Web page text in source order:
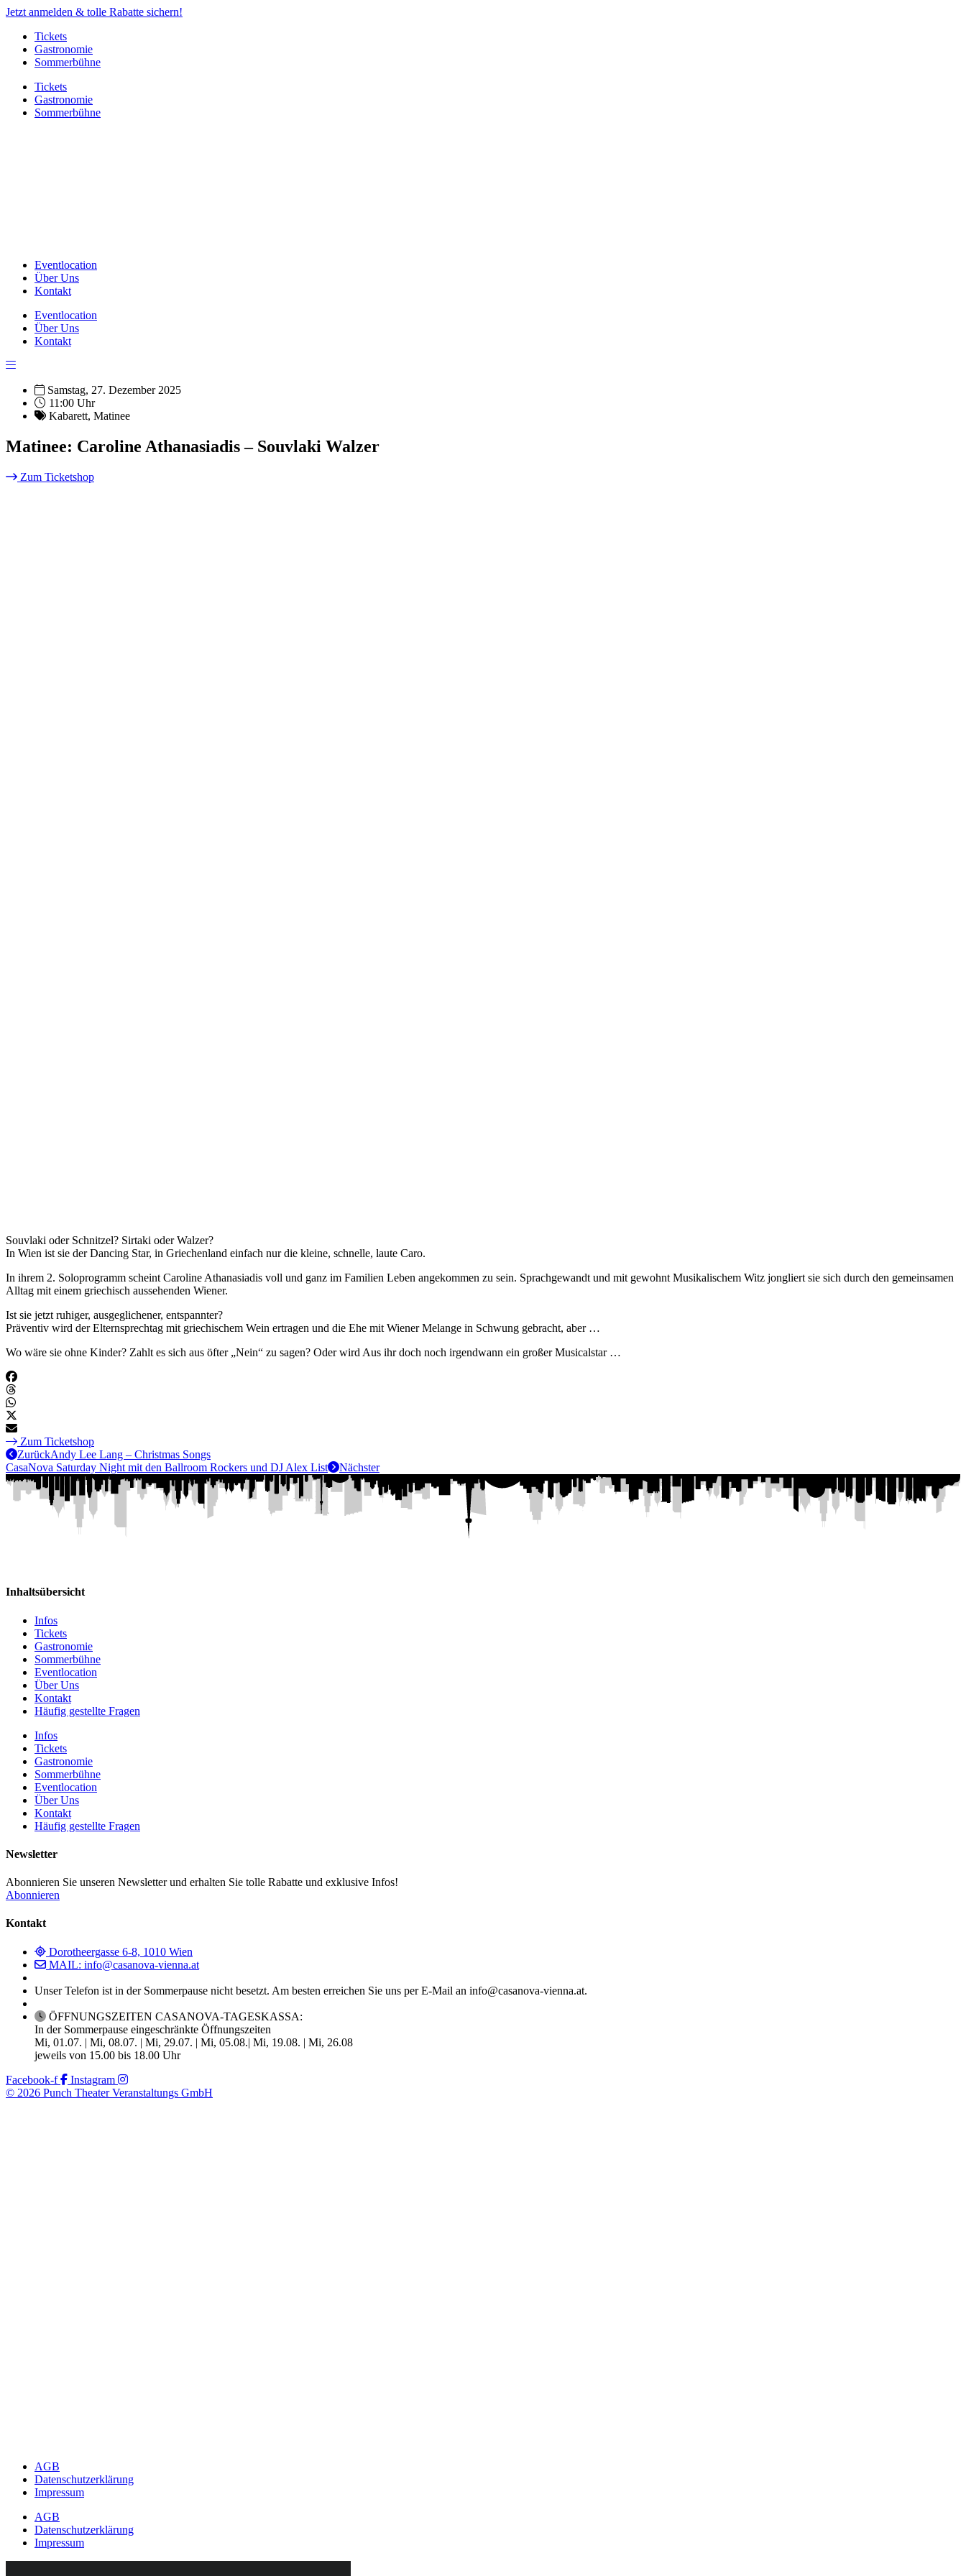
Jetzt anmelden & tolle Rabatte sichern!
Tickets
Gastronomie
Sommerbühne
Tickets
Gastronomie
Sommerbühne
Eventlocation
Über Uns
Kontakt
Eventlocation
Über Uns
Kontakt
Samstag, 27. Dezember 2025
11:00 Uhr
Kabarett, Matinee
Matinee: Caroline Athanasiadis – Souvlaki Walzer
Zum Ticketshop
Souvlaki oder Schnitzel? Sirtaki oder Walzer?
In Wien ist sie der Dancing Star, in Griechenland einfach nur die kleine, schnelle, laute Caro.
In ihrem 2. Soloprogramm scheint Caroline Athanasiadis voll und ganz im Familien Leben angekommen zu sein. Sprachgewandt und mit gewohnt Musikalischem Witz jongliert sie sich durch den gemeinsamen
Alltag mit einem griechisch aussehenden Wiener.
Ist sie jetzt ruhiger, ausgeglichener, entspannter?
Präventiv wird der Elternsprechtag mit griechischem Wein ertragen und die Ehe mit Wiener Melange in Schwung gebracht, aber …
Wo wäre sie ohne Kinder? Zahlt es sich aus öfter „Nein“ zu sagen? Oder wird Aus ihr doch noch irgendwann ein großer Musicalstar …
Zum Ticketshop
ZurückAndy Lee Lang – Christmas Songs
CasaNova Saturday Night mit den Ballroom Rockers und DJ Alex List
Nächster
Inhaltsübersicht
Infos
Tickets
Gastronomie
Sommerbühne
Eventlocation
Über Uns
Kontakt
Häufig gestellte Fragen
Infos
Tickets
Gastronomie
Sommerbühne
Eventlocation
Über Uns
Kontakt
Häufig gestellte Fragen
Newsletter
Abonnieren Sie unseren Newsletter und erhalten Sie tolle Rabatte und exklusive Infos!
Abonnieren
Kontakt
Dorotheergasse 6-8, 1010 Wien
MAIL: info@casanova-vienna.at
Unser Telefon ist in der Sommerpause nicht besetzt. Am besten erreichen Sie uns per E-Mail an info@casanova-vienna.at.
ÖFFNUNGSZEITEN CASANOVA-TAGESKASSA:
In der Sommerpause eingeschränkte Öffnungszeiten
Mi, 01.07. | Mi, 08.07. | Mi, 29.07. | Mi, 05.08.| Mi, 19.08. | Mi, 26.08
jeweils von 15.00 bis 18.00 Uhr
Facebook-f
Instagram
© 2026 Punch Theater Veranstaltungs GmbH
AGB
Datenschutzerklärung
Impressum
AGB
Datenschutzerklärung
Impressum